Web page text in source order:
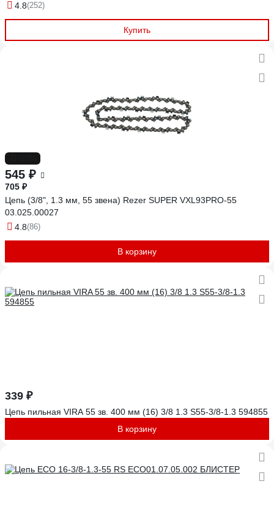
4.8(252)
Купить
545 ₽
705 ₽
Цепь (3/8", 1.3 мм, 55 звена) Rezer SUPER VXL93PRO-55
03.025.00027
4.8(86)
В корзину
339 ₽
Цепь пильная VIRA 55 зв. 400 мм (16) 3/8 1.3 S55-3/8-1.3 594855
В корзину